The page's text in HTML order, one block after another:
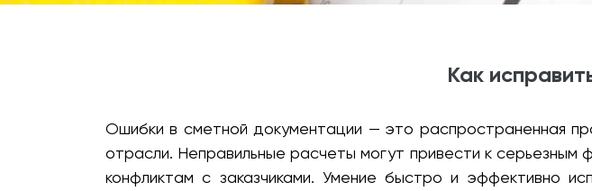
Как
Ошибки в сметной документации — это распространенная
отрасли. Неправильные расчеты могут привести к
конфликтам с заказчиками. Умение быстро и эффективно